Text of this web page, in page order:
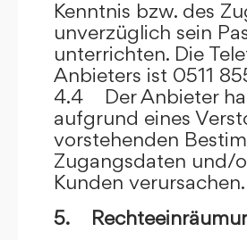
Kenntnis bzw. des
unverzüglich sein
unterrichten. Die
Anbieters ist 0511
4.4 Der Anbieter
aufgrund eines
vorstehenden
Zugangsdaten und/
Kunden verursachen.
5.